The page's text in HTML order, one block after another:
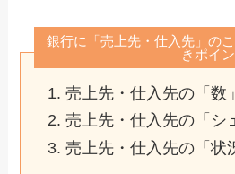
銀行に「売上先・仕入先」の
きポイン
売上先・仕入先の「数
売上先・仕入先の「シ
売上先・仕入先の「状